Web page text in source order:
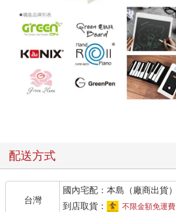
配送方式
台灣
國內宅配：本島（廠商出貨）
到店取貨：
不限金額免運費